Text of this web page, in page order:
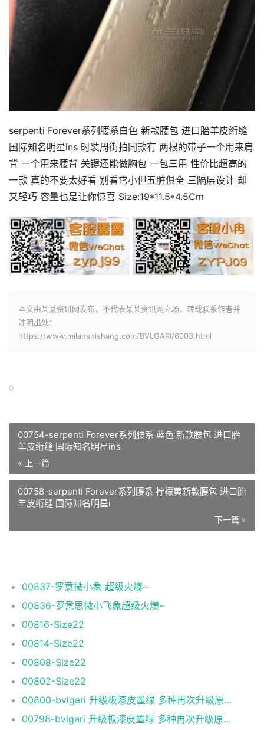
serpenti Forever系列腰系白色 新款腰包 进口胎羊皮绗缝
国际知名明星ins 时装周街拍同款有 两根的带子一个用来肩
背 一个用来腰背 关键还能做胸包 一包三用 性价比超高的
一款 真的不要太好看 别看它小但五脏俱全 三隔层设计 却
又轻巧 容量也是让你惊喜 Size:19*11.5*4.5Cm
本文由某某资讯网发布，不代表某某资讯网立场，转载联系作者并
注明出处：
https://www.milanshishang.com/BVLGARI/6003.html
0
00754-serpenti Forever系列腰系 蓝色 新款腰包 进口胎
羊皮绗缝 国际知名明星ins
« 上一篇
00758-serpenti Forever系列腰系 柠檬黄新款腰包 进口胎
羊皮绗缝 国际知名明星i
下一篇 »
00837-罗意微小象 超级火爆~
00836-罗意思微小飞象超级火爆~
00816-Size22
00814-Size22
00808-Size22
00802-Size22
00800-bvlgari 升级板漆皮墨绿 多种再次升级原单顶
00798-bvlgari 升级板漆皮墨绿 多种再次升级原单顶